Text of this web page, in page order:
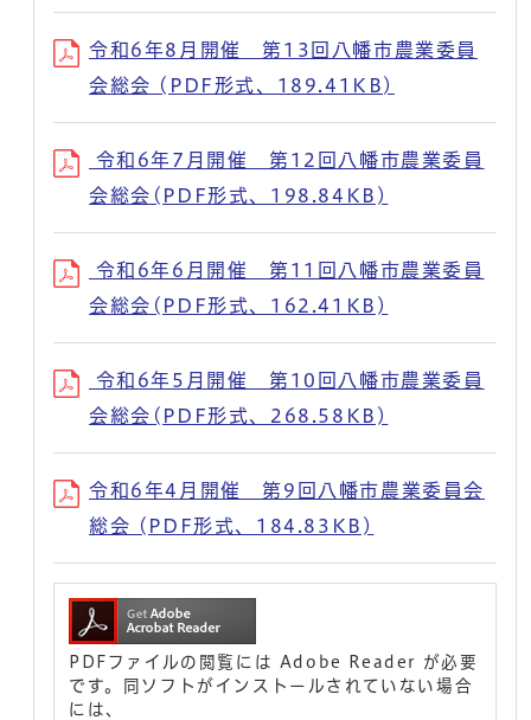
令和6年8月開催 第13回八幡市農業委員
会総会 (PDF形式、189.41KB)
令和6年7月開催 第12回八幡市農業委員
会総会(PDF形式、198.84KB)
令和6年6月開催 第11回八幡市農業委員
会総会(PDF形式、162.41KB)
令和6年5月開催 第10回八幡市農業委員
会総会(PDF形式、268.58KB)
令和6年4月開催 第9回八幡市農業委員会
総会 (PDF形式、184.83KB)
PDFファイルの閲覧には Adobe Reader が必要
です。同ソフトがインストールされていない場合
には、